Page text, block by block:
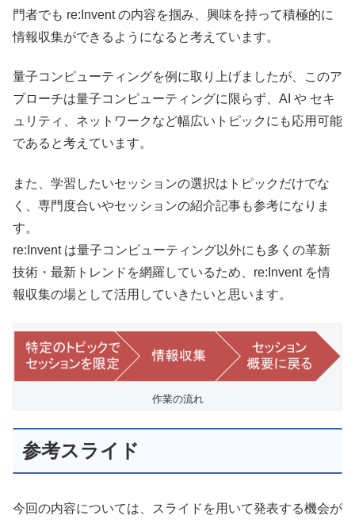
門者でも re:Invent の内容を掴み、興味を持って積極的に
情報収集ができるようになると考えています。
量子コンピューティングを例に取り上げましたが、このア
プローチは量子コンピューティングに限らず、AI や セキ
ュリティ、ネットワークなど幅広いトピックにも応用可能
であると考えています。
また、学習したいセッションの選択はトピックだけでな
く、専門度合いやセッションの紹介記事も参考になりま
す。
re:Invent は量子コンピューティング以外にも多くの革新
技術・最新トレンドを網羅しているため、re:Invent を情
報収集の場として活用していきたいと思います。
作業の流れ
参考スライド
今回の内容については、スライドを用いて発表する機会が